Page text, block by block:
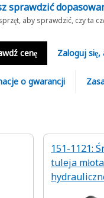
sprawdzić
aby sprawdzić, czy ta
cenę Zaloguj
o gwarancji
151-1121:
tuleja młota